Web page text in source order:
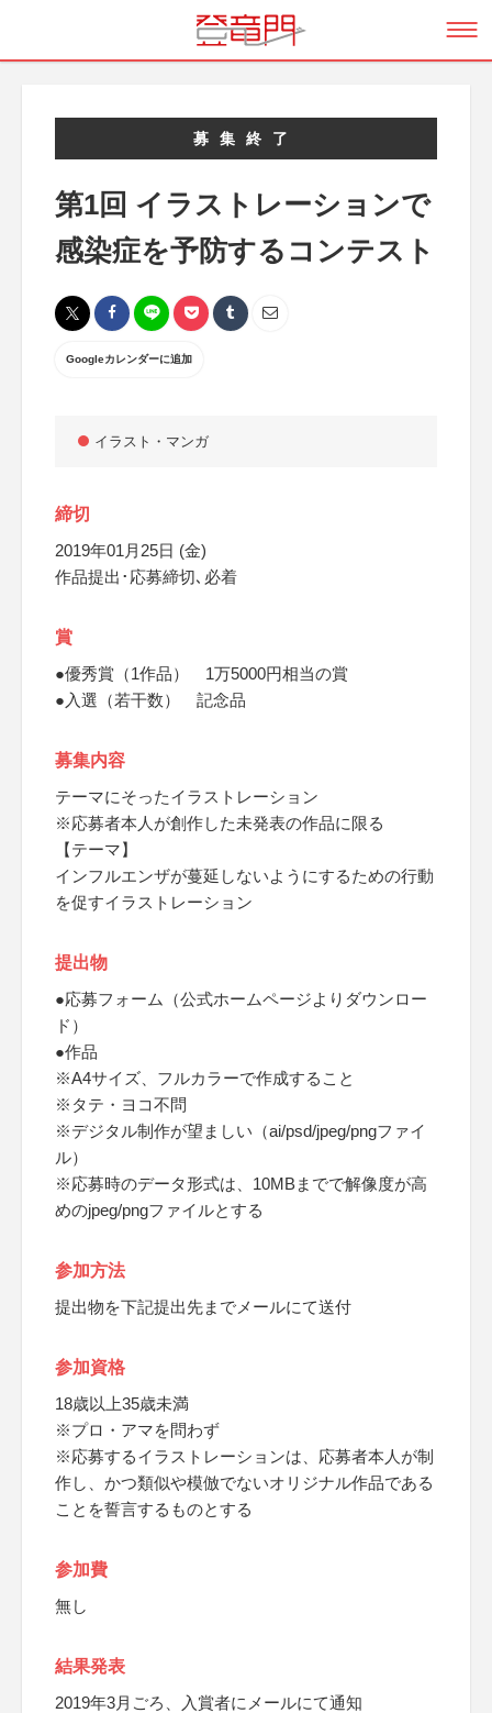
募集終了
第1回 イラストレーションで
感染症を予防するコンテスト
Googleカレンダーに追加
イラスト・マンガ
締切
2019年01月25日 (金)
作品提出･応募締切､必着
賞
●優秀賞（1作品） 1万5000円相当の賞
●入選（若干数） 記念品
募集内容
テーマにそったイラストレーション
※応募者本人が創作した未発表の作品に限る
【テーマ】
インフルエンザが蔓延しないようにするための行動
を促すイラストレーション
提出物
●応募フォーム（公式ホームページよりダウンロー
ド）
●作品
※A4サイズ、フルカラーで作成すること
※タテ・ヨコ不問
※デジタル制作が望ましい（ai/psd/jpeg/pngファイ
ル）
※応募時のデータ形式は、10MBまでで解像度が高
めのjpeg/pngファイルとする
参加方法
提出物を下記提出先までメールにて送付
参加資格
18歳以上35歳未満
※プロ・アマを問わず
※応募するイラストレーションは、応募者本人が制
作し、かつ類似や模倣でないオリジナル作品である
ことを誓言するものとする
参加費
無し
結果発表
2019年3月ごろ、入賞者にメールにて通知